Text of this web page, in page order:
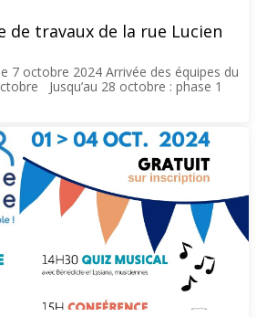
de travaux de la rue Lucien
7 octobre 2024 Arrivée des équipes du
Jusqu’au 28 octobre : phase 1